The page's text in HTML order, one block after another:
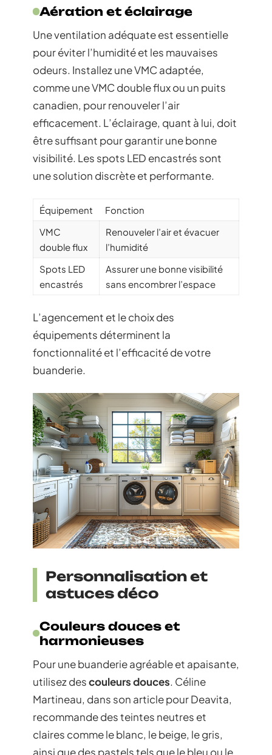
Aération et éclairage
Une ventilation adéquate est essentielle
pour éviter l’humidité et les mauvaises
odeurs. Installez une VMC adaptée,
comme une VMC double flux ou un puits
canadien, pour renouveler l’air
efficacement. L’éclairage, quant à lui, doit
être suffisant pour garantir une bonne
visibilité. Les spots LED encastrés sont
une solution discrète et performante.
Équipement
Fonction
VMC
double flux
Renouveler l’air et évacuer
l’humidité
Spots LED
encastrés
Assurer une bonne visibilité
sans encombrer l’espace
L’agencement et le choix des
équipements déterminent la
fonctionnalité et l’efficacité de votre
buanderie.
Personnalisation et
astuces déco
Couleurs douces et
harmonieuses
Pour une buanderie agréable et apaisante,
utilisez descouleurs douces. Céline
Martineau, dans son article pour Deavita,
recommande des teintes neutres et
claires comme le blanc, le beige, le gris,
ainsi que des pastels tels que le bleu ou le